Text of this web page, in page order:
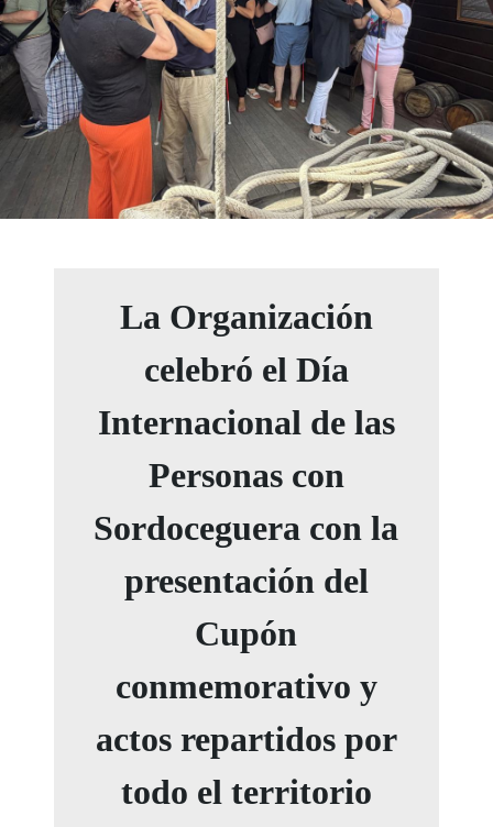
La Organización
celebró el Día
Internacional de las
Personas con
Sordoceguera con la
presentación del
Cupón
conmemorativo y
actos repartidos por
todo el territorio